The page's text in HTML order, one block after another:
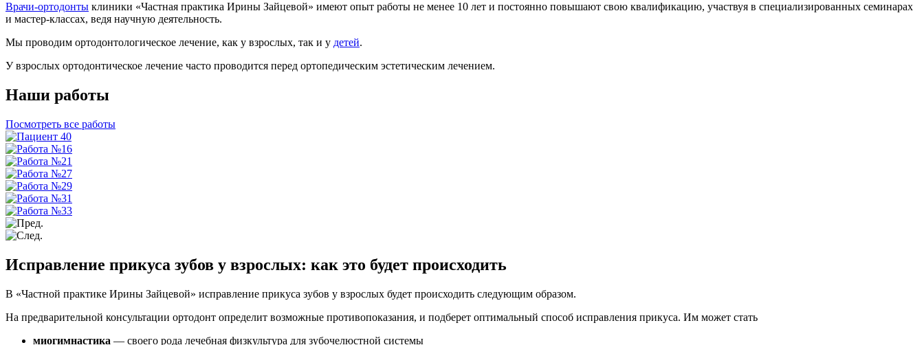
Врачи-ортодонты клиники «Частная практика Ирины Зайцевой» имеют опыт работы не менее 10 лет и постоянно повышают свою квалификацию, участвуя в специализированных семинарах
и мастер-классах, ведя научную деятельность.
Мы проводим ортодонтологическое лечение, как у взрослых, так и у детей.
У взрослых ортодонтическое лечение часто проводится перед ортопедическим эстетическим лечением.
Наши работы
Посмотреть все работы
Исправление прикуса зубов у взрослых: как это будет происходить
В «Частной практике Ирины Зайцевой» исправление прикуса зубов у взрослых будет происходить следующим образом.
На предварительной консультации ортодонт определит возможные противопоказания, и подберет оптимальный способ исправления прикуса. Им может стать
миогимнастика — своего рода лечебная физкультура для зубочелюстной системы